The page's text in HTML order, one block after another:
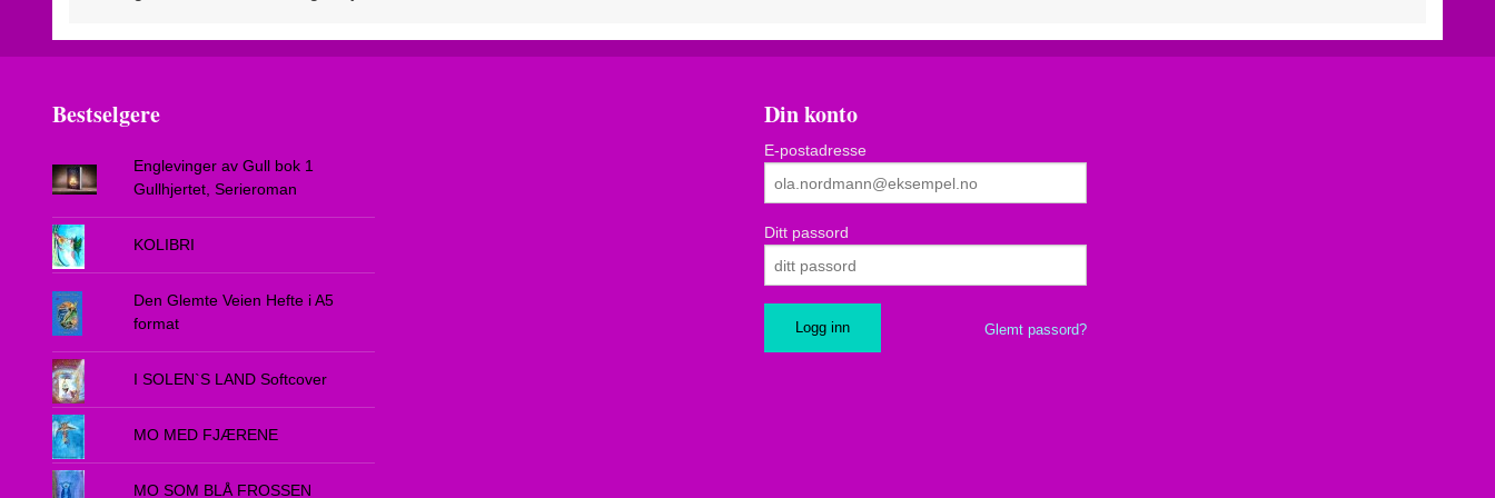
Bestselgere
Englevinger av Gull bok 1
Gullhjertet, Serieroman
KOLIBRI
Den Glemte Veien Hefte i A5
format
I SOLEN`S LAND Softcover
MO MED FJÆRENE
MO SOM BLÅ FROSSEN
Din konto
E-postadresse
Ditt passord
Glemt passord?